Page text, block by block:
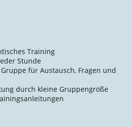
Training
Stunde
für Austausch, Fragen und
durch kleine Gruppengröße